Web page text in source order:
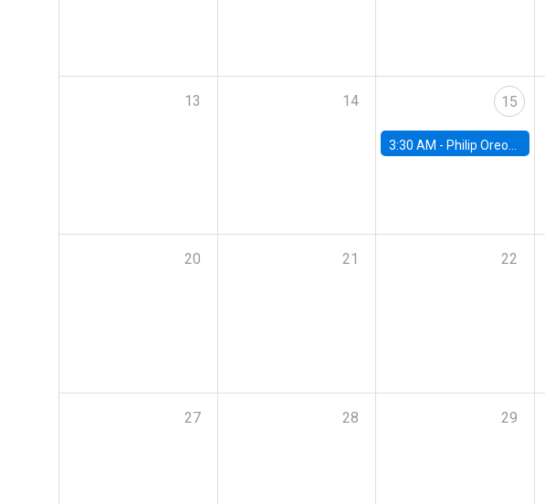
13 14 15
3:30 AM - Philip Oreopolous, University of Toronto
20 21 22
27 28 29